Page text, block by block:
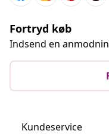
Fortryd køb
Indsend en
Kundeservice